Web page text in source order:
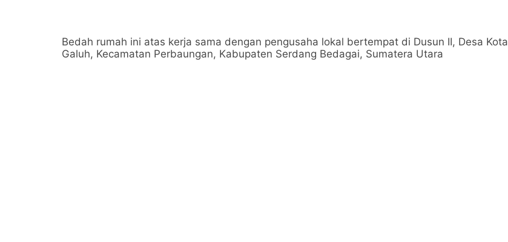
Bedah rumah ini atas kerja sama dengan pengusaha lokal bertempat di Dusun II, Desa Kota
Galuh, Kecamatan Perbaungan, Kabupaten Serdang Bedagai, Sumatera Utara